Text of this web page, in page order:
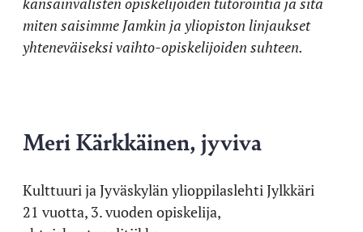
miten saisimme Jamkin ja yliopiston linjaukset
yhteneväiseksi vaihto-opiskelijoiden suhteen.
Meri Kärkkäinen, jyviva
Kulttuuri ja Jyväskylän ylioppilaslehti Jylkkäri
21 vuotta, 3. vuoden opiskelija,